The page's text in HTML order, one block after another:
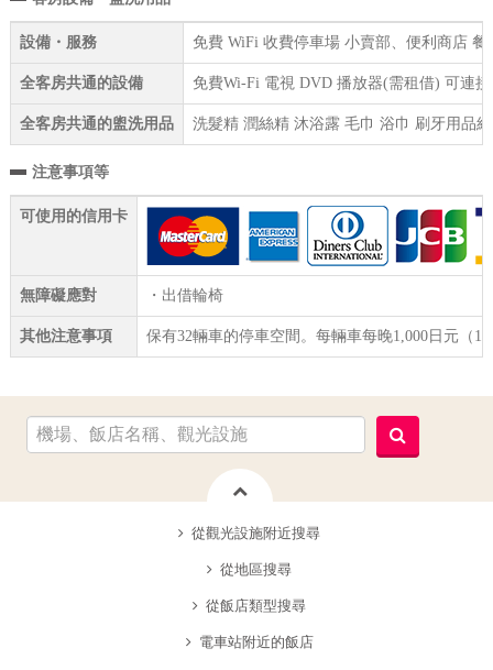
設備・服務 免費 WiFi 收費停車場 小賣部、便利商店
全客房共通的設備 免費Wi-Fi 電視 DVD 播放器(需租借) 可連
全客房共通的盥洗用品 洗髮精 潤絲精 沐浴露 毛巾 浴巾 刷牙用品
注意事項等
可使用的信用卡
無障礙應對 ・出借輪椅
其他注意事項 保有32輛車的停車空間。每輛車每晚1,000日元
從觀光設施附近搜尋
從地區搜尋
從飯店類型搜尋
電車站附近的飯店